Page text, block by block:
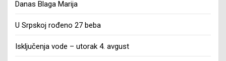
Danas Blaga Marija
U Srpskoj rođeno 27 beba
Isključenja vode – utorak 4. avgust